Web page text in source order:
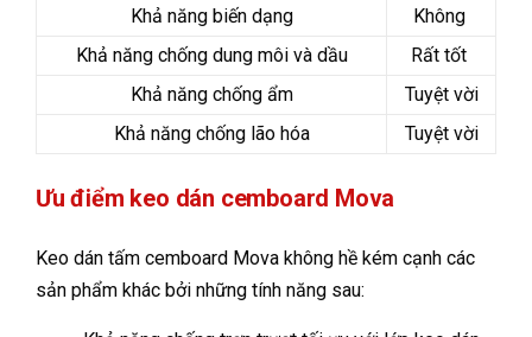
Khả năng biến dạng
Không
Khả năng chống dung môi và dầu
Rất tốt
Khả năng chống ẩm
Tuyệt vời
Khả năng chống lão hóa
Tuyệt vời
Ưu điểm keo dán cemboard Mova
Keo dán tấm cemboard Mova không hề kém cạnh các
sản phẩm khác bởi những tính năng sau: